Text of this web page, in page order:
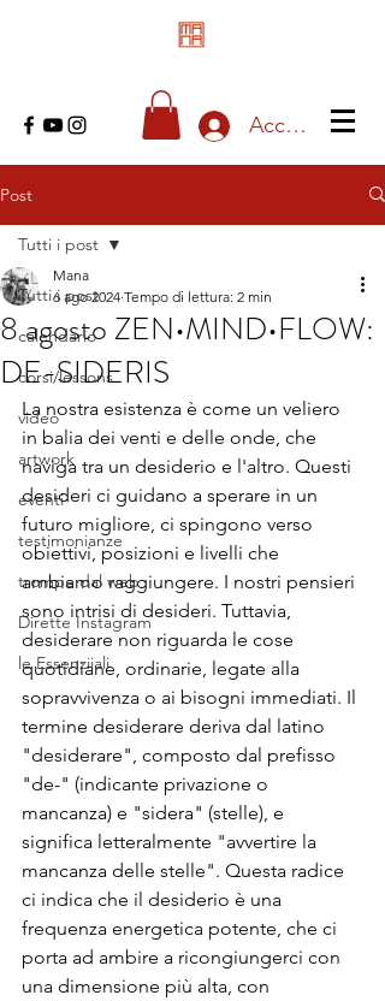
Accedi
Post
Tutti i post
calendario
corsi/lessons
video
artwork
eventi
testimonianze
trompe dal web
Dirette Instagram
le Essenziiali
Tutti i post
8 agosto ZEN•MIND•FLOW:
DE-SIDERIS
Mana
6 ago 2024 Tempo di lettura: 2 min
La nostra esistenza è come un veliero
in balia dei venti e delle onde, che
naviga tra un desiderio e l'altro. Questi
desideri ci guidano a sperare in un
futuro migliore, ci spingono verso
obiettivi, posizioni e livelli che
ambiamo raggiungere. I nostri pensieri
sono intrisi di desideri. Tuttavia,
desiderare non riguarda le cose
quotidiane, ordinarie, legate alla
sopravvivenza o ai bisogni immediati. Il
termine desiderare deriva dal latino
"desiderare", composto dal prefisso
"de-" (indicante privazione o
mancanza) e "sidera" (stelle), e
significa letteralmente "avvertire la
mancanza delle stelle". Questa radice
ci indica che il desiderio è una
frequenza energetica potente, che ci
porta ad ambire a ricongiungerci con
una dimensione più alta, con